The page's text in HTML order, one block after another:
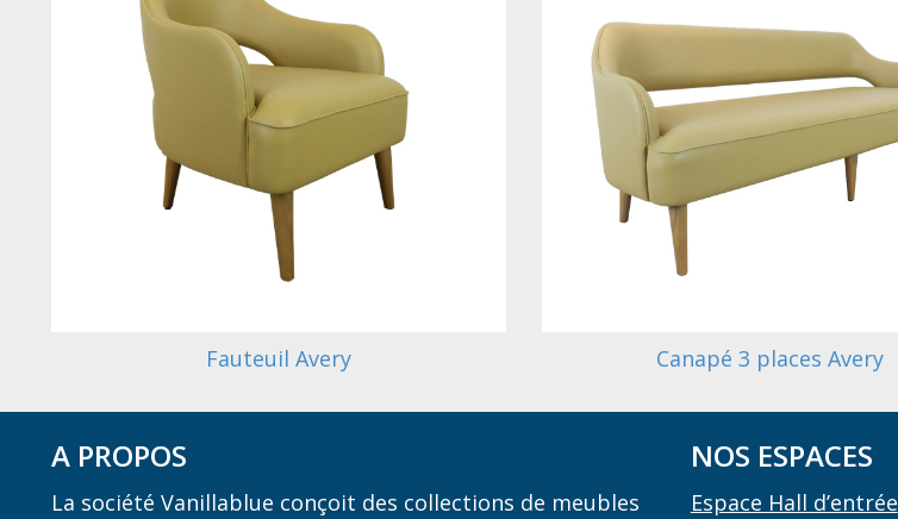
Fauteuil Avery Canapé 3 places Avery
A PROPOS
La société Vanillablue conçoit des collections de meubles
NOS ESPACES
Espace Hall d’entrée